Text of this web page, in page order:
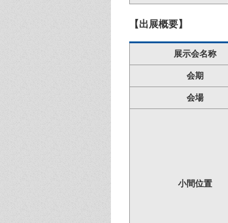
【出展概要】
展示会名称
会期
会場
小間位置